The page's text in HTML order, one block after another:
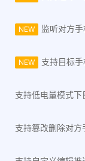
NEW 监听对方手
NEW 支持目标手
支持低电量模式下
支持篡改删除对方